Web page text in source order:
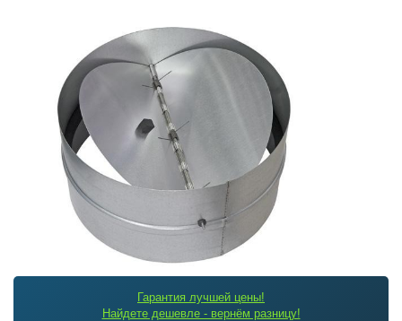
Гарантия лучшей цены!
Найдете дешевле - вернём разницу!